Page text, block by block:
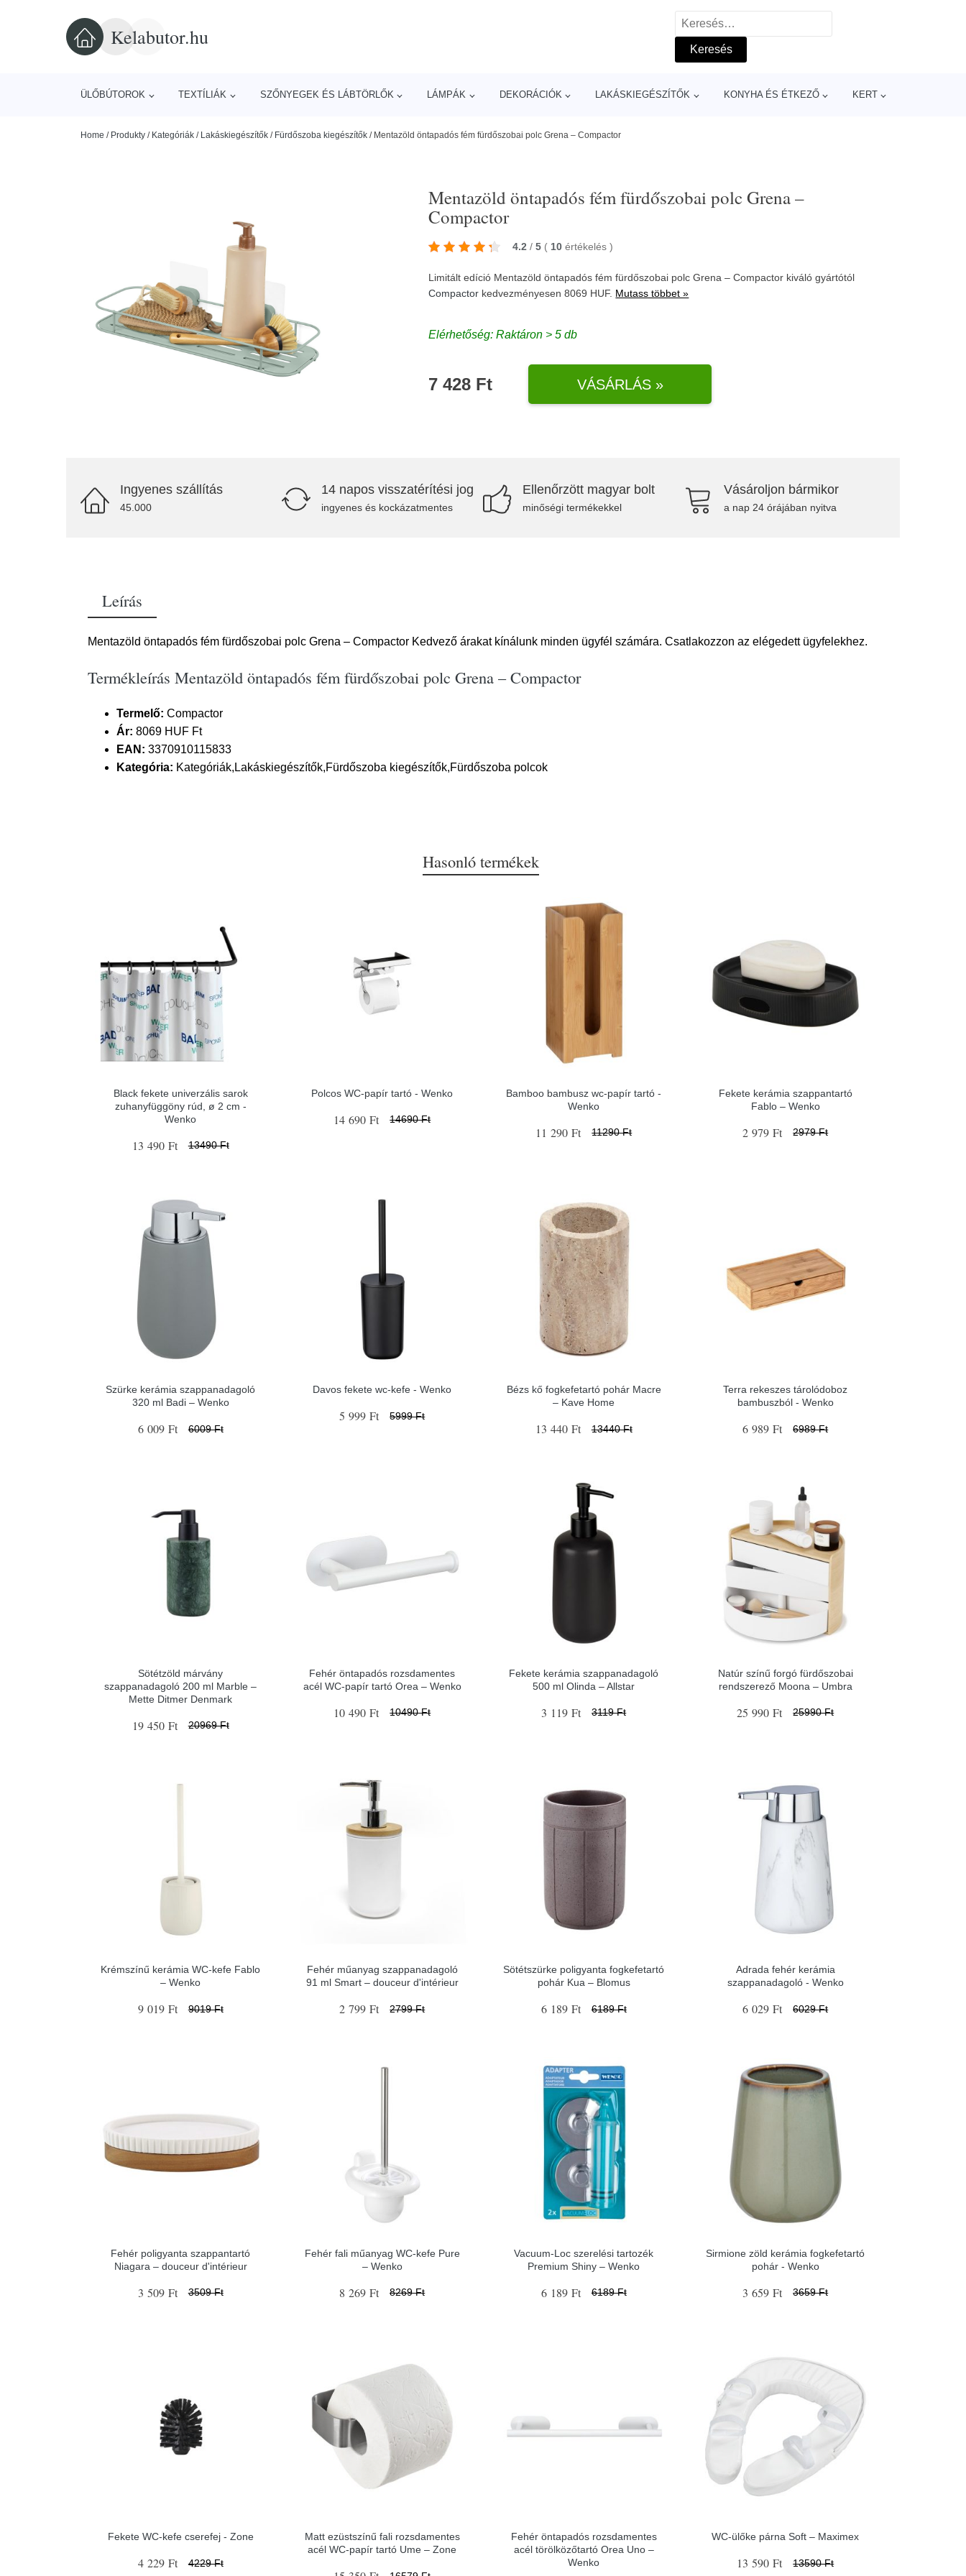
Kelabutor.hu
Keresés:
ÜLŐBÚTOROK TEXTÍLIÁK SZŐNYEGEK ÉS LÁBTÖRLŐK LÁMPÁK DEKORÁCIÓK LAKÁSKIEGÉSZÍTŐK KONYHA ÉS ÉTKEZŐ KERT
Home / Produkty / Kategóriák / Lakáskiegészítők / Fürdőszoba kiegészítők / Mentazöld öntapadós fém fürdőszobai polc Grena – Compactor
Mentazöld öntapadós fém fürdőszobai polc Grena –
Compactor
4.2 / 5 ( 10 értékelés)
Limitált edíció Mentazöld öntapadós fém fürdőszobai polc Grena – Compactor kiváló gyártótól
Compactor kedvezményesen 8069 HUF. Mutass többet »
Elérhetőség: Raktáron > 5 db
7 428 Ft VÁSÁRLÁS »
Ingyenes szállítás
45.000
14 napos visszatérítési jog
ingyenes és kockázatmentes
Ellenőrzött magyar bolt
minőségi termékekkel
Vásároljon bármikor
a nap 24 órájában nyitva
Leírás
Mentazöld öntapadós fém fürdőszobai polc Grena – Compactor Kedvező árakat kínálunk minden ügyfél számára. Csatlakozzon az elégedett ügyfelekhez.
Termékleírás Mentazöld öntapadós fém fürdőszobai polc Grena – Compactor
Termelő: Compactor
Ár: 8069 HUF Ft
EAN: 3370910115833
Kategória: Kategóriák,Lakáskiegészítők,Fürdőszoba kiegészítők,Fürdőszoba polcok
Hasonló termékek
Black fekete univerzális sarok
zuhanyfüggöny rúd, ø 2 cm -
Wenko
13 490 Ft 13490 Ft
Polcos WC-papír tartó - Wenko
14 690 Ft 14690 Ft
Bamboo bambusz wc-papír tartó -
Wenko
11 290 Ft 11290 Ft
Fekete kerámia szappantartó
Fablo – Wenko
2 979 Ft 2979 Ft
Szürke kerámia szappanadagoló
320 ml Badi – Wenko
6 009 Ft 6009 Ft
Davos fekete wc-kefe - Wenko
5 999 Ft 5999 Ft
Bézs kő fogkefetartó pohár Macre
– Kave Home
13 440 Ft 13440 Ft
Terra rekeszes tárolódoboz
bambuszból - Wenko
6 989 Ft 6989 Ft
Sötétzöld márvány
szappanadagoló 200 ml Marble –
Mette Ditmer Denmark
19 450 Ft 20969 Ft
Fehér öntapadós rozsdamentes
acél WC-papír tartó Orea – Wenko
10 490 Ft 10490 Ft
Fekete kerámia szappanadagoló
500 ml Olinda – Allstar
3 119 Ft 3119 Ft
Natúr színű forgó fürdőszobai
rendszerező Moona – Umbra
25 990 Ft 25990 Ft
Krémszínű kerámia WC-kefe Fablo
– Wenko
9 019 Ft 9019 Ft
Fehér műanyag szappanadagoló
91 ml Smart – douceur d'intérieur
2 799 Ft 2799 Ft
Sötétszürke poligyanta fogkefetartó
pohár Kua – Blomus
6 189 Ft 6189 Ft
Adrada fehér kerámia
szappanadagoló - Wenko
6 029 Ft 6029 Ft
Fehér poligyanta szappantartó
Niagara – douceur d'intérieur
3 509 Ft 3509 Ft
Fehér fali műanyag WC-kefe Pure
– Wenko
8 269 Ft 8269 Ft
Vacuum-Loc szerelési tartozék
Premium Shiny – Wenko
6 189 Ft 6189 Ft
Sirmione zöld kerámia fogkefetartó
pohár - Wenko
3 659 Ft 3659 Ft
Fekete WC-kefe cserefej - Zone
4 229 Ft 4229 Ft
Matt ezüstszínű fali rozsdamentes
acél WC-papír tartó Ume – Zone
Fehér öntapadós rozsdamentes
acél törölközőtartó Orea Uno –
Wenko
WC-ülőke párna Soft – Maximex
13 590 Ft 13590 Ft